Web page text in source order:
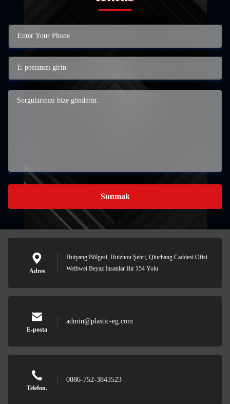
Sunmak
Adres
Huiyang Bölgesi, Huizhou Şehri, Qiuchang Caddesi Ofisi
Weibwei Beyaz İnsanlar Bir 154 Yolu
E-posta
admin@plastic-eg.com
Telefon.
0086-752-3843523